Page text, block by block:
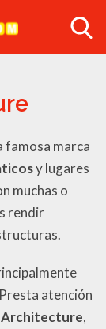
famosa marca
y lugares
muchas o
rendir
atención
Architecture,